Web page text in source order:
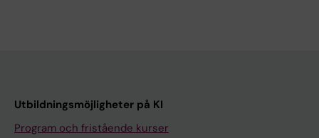
Utbildningsmöjligheter på KI
Program och fristående kurser